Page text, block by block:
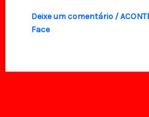
Deixe um comentário /
Face